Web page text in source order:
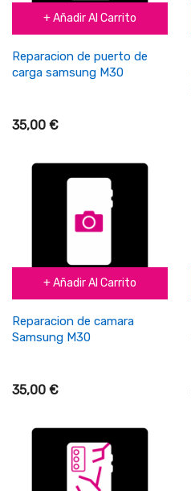
+ Añadir Al Carrito
Reparacion de puerto de
carga samsung M30
35,00 €
+ Añadir Al Carrito
Reparacion de camara
Samsung M30
35,00 €